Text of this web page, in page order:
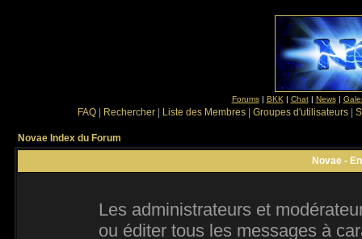
Forums| BKK | Chat| News|
FAQ Rechercher Liste des Membres Groupes d'utilisateurs
Novae Index du Forum
Novae -
Les administrateurs et
ou éditer tous les messages à